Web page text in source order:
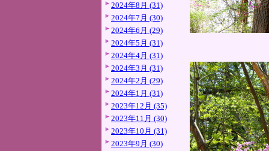
2024年8月 (31)
2024年7月 (30)
2024年6月 (29)
2024年5月 (31)
2024年4月 (31)
2024年3月 (31)
2024年2月 (29)
2024年1月 (31)
2023年12月 (35)
2023年11月 (30)
2023年10月 (31)
2023年9月 (30)